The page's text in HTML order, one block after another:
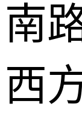
南
西